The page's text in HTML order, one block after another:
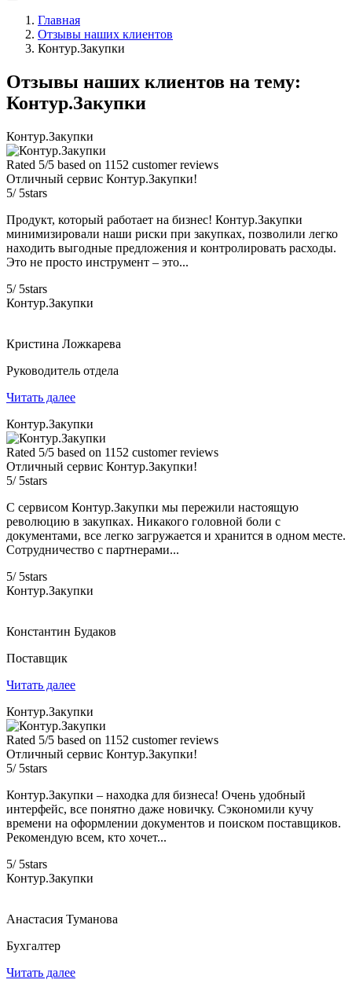
Главная
Отзывы наших клиентов
Контур.Закупки
Отзывы наших клиентов на тему:
Контур.Закупки
Контур.Закупки
Rated 5/5 based on 1152 customer reviews
Отличный сервис Контур.Закупки!
5/ 5stars
Продукт, который работает на бизнес! Контур.Закупки
минимизировали наши риски при закупках, позволили легко
находить выгодные предложения и контролировать расходы.
Это не просто инструмент – это...
5/ 5stars
Контур.Закупки
Кристина Ложкарева
Руководитель отдела
Читать далее
Контур.Закупки
Rated 5/5 based on 1152 customer reviews
Отличный сервис Контур.Закупки!
5/ 5stars
С сервисом Контур.Закупки мы пережили настоящую
революцию в закупках. Никакого головной боли с
документами, все легко загружается и хранится в одном месте.
Сотрудничество с партнерами...
5/ 5stars
Контур.Закупки
Константин Будаков
Поставщик
Читать далее
Контур.Закупки
Rated 5/5 based on 1152 customer reviews
Отличный сервис Контур.Закупки!
5/ 5stars
Контур.Закупки – находка для бизнеса! Очень удобный
интерфейс, все понятно даже новичку. Сэкономили кучу
времени на оформлении документов и поиском поставщиков.
Рекомендую всем, кто хочет...
5/ 5stars
Контур.Закупки
Анастасия Туманова
Бухгалтер
Читать далее